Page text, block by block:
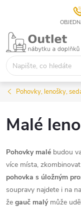
Přejít
obsah
Pohovky, lenošky,
Malé
Pohovky malé budou
více místa,
pohovka s úložným
soupravy najdete i na
že gauč malýmůže